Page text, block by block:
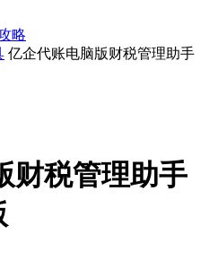
略
亿企代账电脑版财税管理助手
财税管理助手